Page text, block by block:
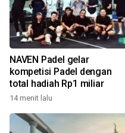
NAVEN Padel gelar
kompetisi Padel dengan
total hadiah Rp1 miliar
14 menit lalu